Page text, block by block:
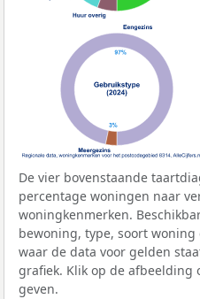
De vier bovenstaande
percentage woningen naar
woningkenmerken.
bewoning, type, soort
waar de data voor gelden
grafiek. Klik op de afbeelding
geven.